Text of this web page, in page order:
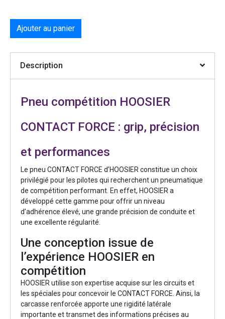
Ajouter au panier
Description
Pneu compétition HOOSIER
CONTACT FORCE : grip, précision
et performances
Le pneu CONTACT FORCE d’HOOSIER constitue un choix
privilégié pour les pilotes qui recherchent un pneumatique
de compétition performant. En effet, HOOSIER a
développé cette gamme pour offrir un niveau
d’adhérence élevé, une grande précision de conduite et
une excellente régularité.
Une conception issue de
l’expérience HOOSIER en
compétition
HOOSIER utilise son expertise acquise sur les circuits et
les spéciales pour concevoir le CONTACT FORCE. Ainsi, la
carcasse renforcée apporte une rigidité latérale
importante et transmet des informations précises au